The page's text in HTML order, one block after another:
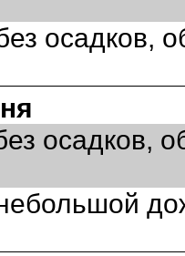
осадков,
осадков,